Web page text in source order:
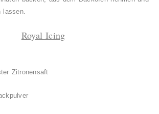
lassen.
Royal Icing
Zitronensaft